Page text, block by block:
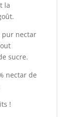
la
pur nectar
sucre.
nectar de
!